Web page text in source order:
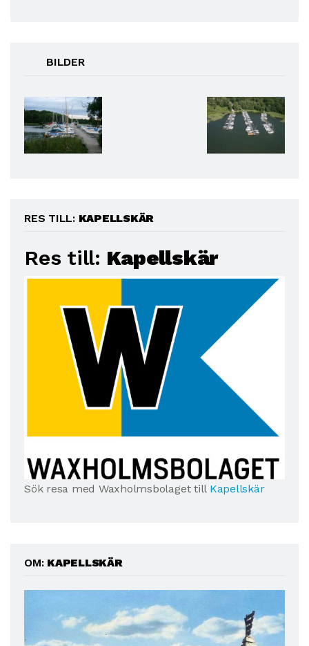
BILDER
RES TILL: KAPELLSKÄR
Res till: Kapellskär
Sök resa med Waxholmsbolaget till Kapellskär
OM: KAPELLSKÄR